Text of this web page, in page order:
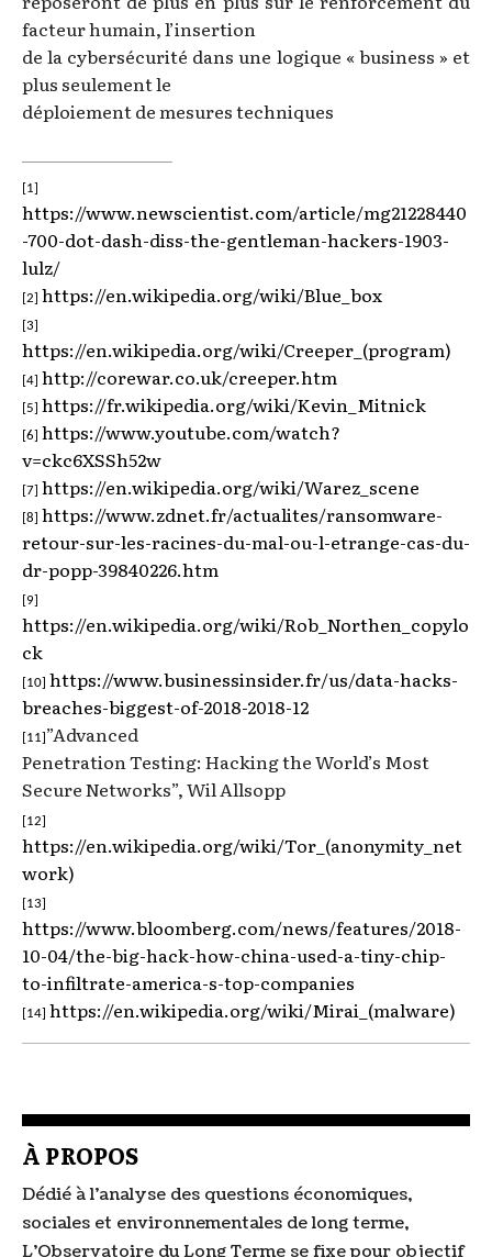
facteur humain, l’insertion
de la cybersécurité dans une logique « business » et
plus seulement le
déploiement de mesures techniques
[1]
https://www.newscientist.com/article/mg21228440
-700-dot-dash-diss-the-gentleman-hackers-1903-
lulz/
[2] https://en.wikipedia.org/wiki/Blue_box
[3]
https://en.wikipedia.org/wiki/Creeper_(program)
[4] http://corewar.co.uk/creeper.htm
[5] https://fr.wikipedia.org/wiki/Kevin_Mitnick
[6]
https://www.youtube.com/watch?
v=ckc6XSSh52w
[7] https://en.wikipedia.org/wiki/Warez_scene
[8]
https://www.zdnet.fr/actualites/ransomware-
retour-sur-les-racines-du-mal-ou-l-etrange-cas-du-
dr-popp-39840226.htm
[9]
https://en.wikipedia.org/wiki/Rob_Northen_copylo
ck
[10] https://www.businessinsider.fr/us/data-hacks-
breaches-biggest-of-2018-2018-12
[11] ”Advanced
Penetration Testing: Hacking the World’s Most
Secure Networks”, Wil Allsopp
[12]
https://en.wikipedia.org/wiki/Tor_(anonymity_net
work)
[13]
https://www.bloomberg.com/news/features/2018-
10-04/the-big-hack-how-china-used-a-tiny-chip-
to-infiltrate-america-s-top-companies
[14] https://en.wikipedia.org/wiki/Mirai_(malware)
À PROPOS
Dédié à l'analyse des questions économiques,
sociales et environnementales de long terme,